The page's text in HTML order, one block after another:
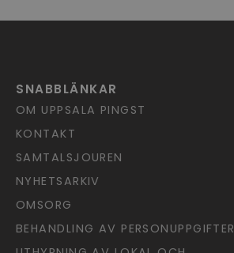
SNABBLÄNKAR
OM UPPSALA PINGST
KONTAKT
SAMTALSJOUREN
NYHETSARKIV
OMSORG
BEHANDLING AV PERSONUPPGIFTER